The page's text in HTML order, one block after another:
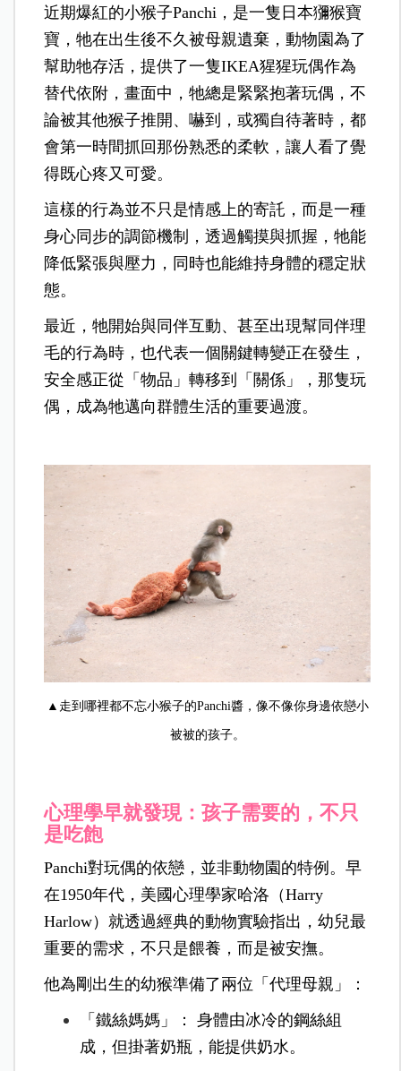
近期爆紅的小猴子Panchi，是一隻日本獼猴寶
寶，牠在出生後不久被母親遺棄，動物園為了
幫助牠存活，提供了一隻IKEA猩猩玩偶作為
替代依附，畫面中，牠總是緊緊抱著玩偶，不
論被其他猴子推開、嚇到，或獨自待著時，都
會第一時間抓回那份熟悉的柔軟，讓人看了覺
得既心疼又可愛。
這樣的行為並不只是情感上的寄託，而是一種
身心同步的調節機制，透過觸摸與抓握，牠能
降低緊張與壓力，同時也能維持身體的穩定狀
態。
最近，牠開始與同伴互動、甚至出現幫同伴理
毛的行為時，也代表一個關鍵轉變正在發生，
安全感正從「物品」轉移到「關係」，那隻玩
偶，成為牠邁向群體生活的重要過渡。
▲走到哪裡都不忘小猴子的Panchi醬，像不像你身邊依戀小
被被的孩子。
心理學早就發現：孩子需要的，不只
是吃飽
Panchi對玩偶的依戀，並非動物園的特例。早
在1950年代，美國心理學家哈洛（Harry
Harlow）就透過經典的動物實驗指出，幼兒最
重要的需求，不只是餵養，而是被安撫。
他為剛出生的幼猴準備了兩位「代理母親」：
「鐵絲媽媽」： 身體由冰冷的鋼絲組
成，但掛著奶瓶，能提供奶水。